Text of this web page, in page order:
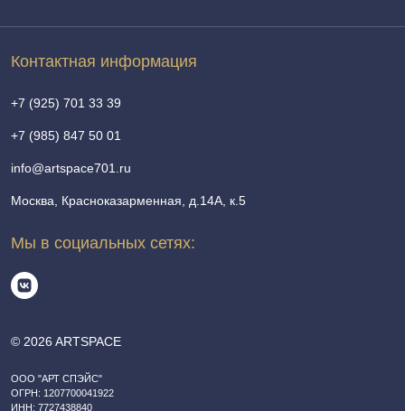
© 2026 ARTSPACE
ООО "АРТ СПЭЙС"
ОГРН: 1207700041922
ИНН: 7727438840
Контактная информация
+7 (925) 701 33 39
+7 (985) 847 50 01
info@artspace701.ru
Москва, Красноказарменная, д.14А, к.5
Мы в социальных сетях: